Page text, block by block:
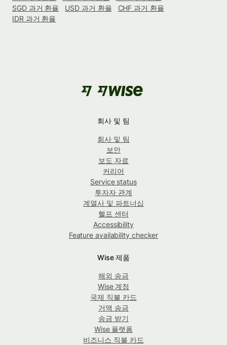
SGD 과거 환율
USD 과거 환율
CHF 과거 환율
IDR 과거 환율
회사 및 팀
회사 및 팀
보안
보도 자료
커리어
Service status
투자자 관계
계열사 및 파트너십
헬프 센터
Accessibility
Feature availability checker
Wise 제품
해외 송금
Wise 계정
국제 직불 카드
거액 송금
송금 받기
Wise 플랫폼
비즈니스 직불 카드